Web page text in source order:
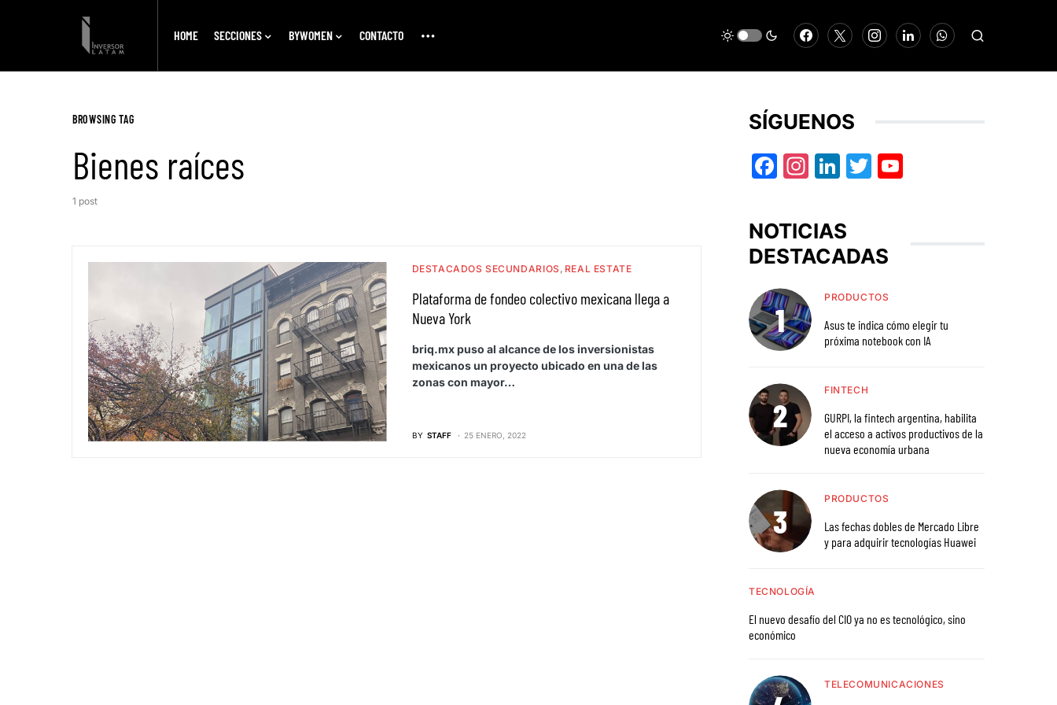
HOME SECCIONES BYWOMEN CONTACTO
BROWSING TAG
Bienes raíces
1 post
DESTACADOS SECUNDARIOS REAL ESTATE
Plataforma de fondeo colectivo mexicana llega a
Nueva York
briq.mx puso al alcance de los inversionistas
mexicanos un proyecto ubicado en una de las
zonas con mayor…
BY STAFF 25 ENERO, 2022
SÍGUENOS
Facebook
Instagram
LinkedIn
Twitter
NOTICIAS
DESTACADAS
PRODUCTOS
Asus te indica cómo elegir tu
próxima notebook con IA
FINTECH
GURPI, la fintech argentina, habilita
el acceso a activos productivos de la
nueva economía urbana
PRODUCTOS
Las fechas dobles de Mercado Libre
y para adquirir tecnologías Huawei
TECNOLOGÍA
El nuevo desafío del CIO ya no es tecnológico, sino
económico
TELECOMUNICACIONES